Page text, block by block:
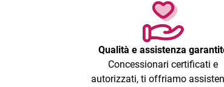
Qualità e assistenza
Concessionari certificati e
autorizzati, ti offriamo